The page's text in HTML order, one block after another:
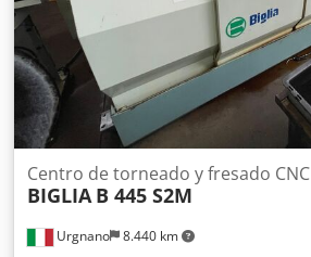
Urgnano 8.440 km
Centro de torneado y fresado CNC
BIGLIA B 445 S2M